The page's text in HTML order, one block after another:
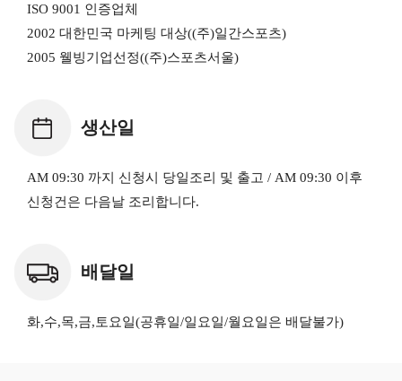
ISO 9001 인증업체
2002 대한민국 마케팅 대상((주)일간스포츠)
2005 웰빙기업선정((주)스포츠서울)
생산일
AM 09:30 까지 신청시 당일조리 및 출고 / AM 09:30 이후
신청건은 다음날 조리합니다.
배달일
화,수,목,금,토요일(공휴일/일요일/월요일은 배달불가)